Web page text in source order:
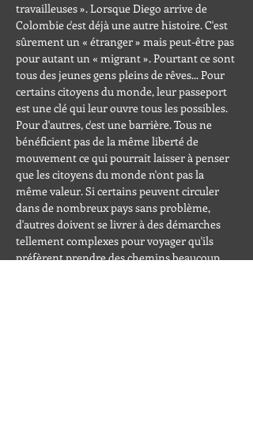
travailleuses ». Lorsque Diego arrive de
Colombie c'est déjà une autre histoire. C'est
sûrement un « étranger » mais peut-être pas
pour autant un « migrant ». Pourtant ce sont
tous des jeunes gens pleins de rêves... Pour
certains citoyens du monde, leur passeport
est une clé qui leur ouvre tous les possibles.
Pour d'autres, c'est une barrière. Tous ne
bénéficient pas de la même liberté de
mouvement ce qui pourrait laisser à penser
que les citoyens du monde n'ont pas la
même valeur. Si certains peuvent circuler
dans de nombreux pays sans problème,
d'autres doivent se livrer à des démarches
tellement complexes pour voyager qu'ils
préfèrent prendre des chemins beaucoup